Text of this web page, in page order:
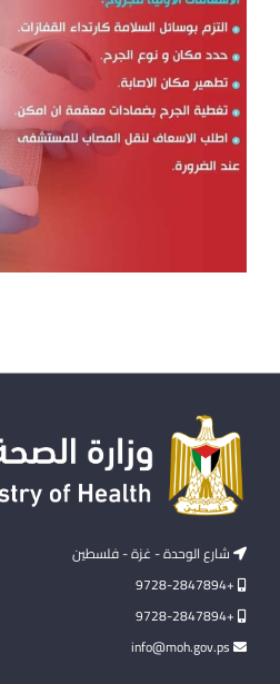
شارع الوحدة - غزة - فلسطين
+9728-2847894
+9728-2847894